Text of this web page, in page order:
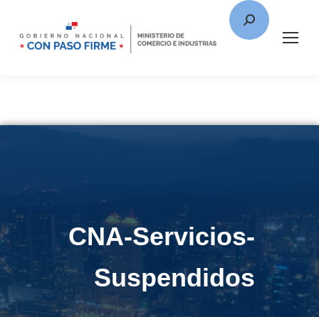
CNA-Servicios-
Suspendidos